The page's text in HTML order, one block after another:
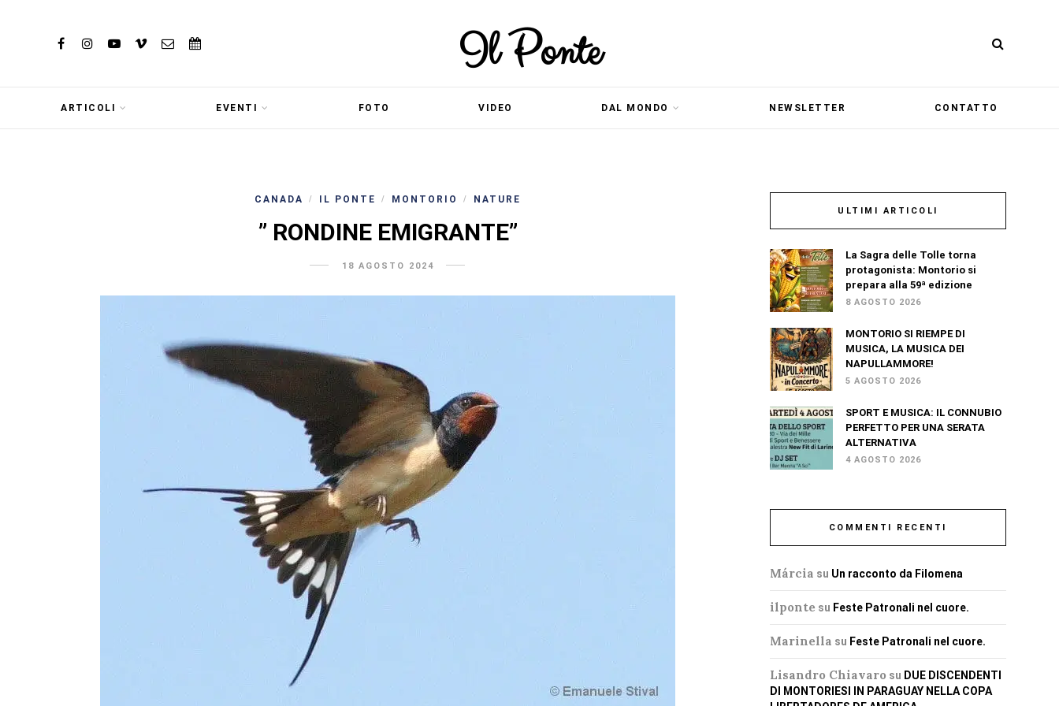
Il Ponte
ARTICOLI EVENTI FOTO VIDEO DAL MONDO NEWSLETTER CONTATTO
CANADA / IL PONTE / MONTORIO / NATURE
” RONDINE EMIGRANTE”
18 AGOSTO 2024
ULTIMI ARTICOLI
La Sagra delle Tolle torna
protagonista: Montorio si
prepara alla 59ª edizione
8 AGOSTO 2026
MONTORIO SI RIEMPE DI
MUSICA, LA MUSICA DEI
NAPULLAMMORE!
5 AGOSTO 2026
SPORT E MUSICA: IL CONNUBIO
PERFETTO PER UNA SERATA
ALTERNATIVA
4 AGOSTO 2026
COMMENTI RECENTI
Márcia su Un racconto da Filomena
ilponte su Feste Patronali nel cuore.
Marinella su Feste Patronali nel cuore.
Lisandro Chiavaro su DUE DISCENDENTI
DI MONTORIESI IN PARAGUAY NELLA COPA